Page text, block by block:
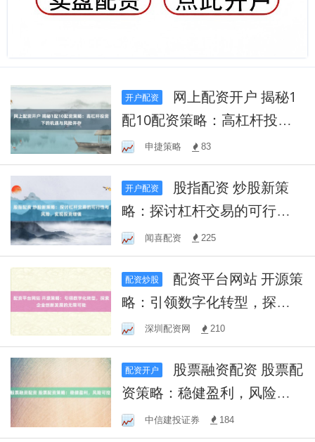
开户配资
配10配资策略：高杠杆投资
下的机遇与风险并存
申捷策略 83
开户配资
略：探讨杠杆交易的可行性
与风险，实现投资增值
闻喜配资 225
配资炒股
略：引领数字化转型，探索
企业创新发展的无限可能
深圳配资网 210
配资开户
资策略：稳健盈利，风险可
控！中信建投证券 184